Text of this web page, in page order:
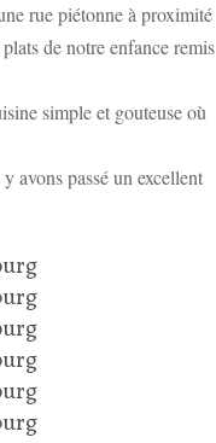
rue piétonne à proximité
de notre enfance remis
simple et gouteuse où
avons passé un excellent